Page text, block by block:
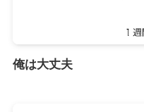
俺は大丈夫